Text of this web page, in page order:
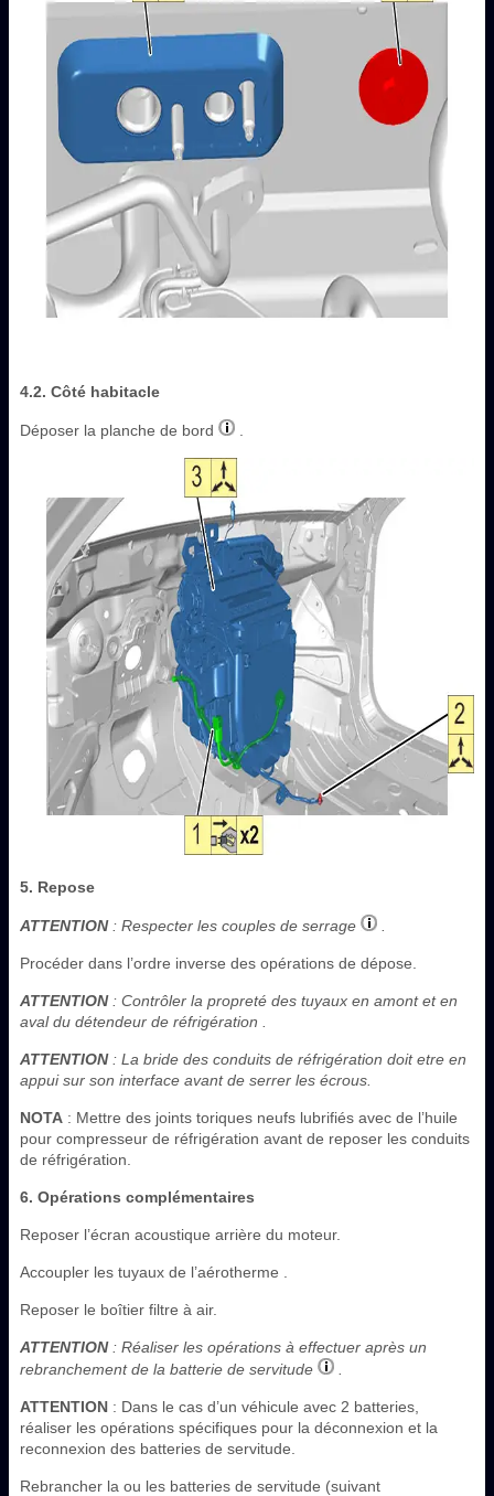
4.2. Côté habitacle
Déposer la planche de bord
5. Repose
ATTENTION: Respecter les couples de serrage
Procéder dans l’ordre inverse des opérations de dépose.
ATTENTION: Contrôler la propreté des tuyaux en amont et en
aval du détendeur de réfrigération .
ATTENTION: La bride des conduits de réfrigération doit etre en
appui sur son interface avant de serrer les écrous.
NOTA : Mettre des joints toriques neufs lubrifiés avec de l’huile
pour compresseur de réfrigération avant de reposer les conduits
de réfrigération.
6. Opérations complémentaires
Reposer l’écran acoustique arrière du moteur.
Accoupler les tuyaux de l’aérotherme .
Reposer le boîtier filtre à air.
ATTENTION: Réaliser les opérations à effectuer après un
rebranchement de la batterie de servitude
ATTENTION : Dans le cas d’un véhicule avec 2 batteries,
réaliser les opérations spécifiques pour la déconnexion et la
reconnexion des batteries de servitude.
Rebrancher la ou les batteries de servitude (suivant